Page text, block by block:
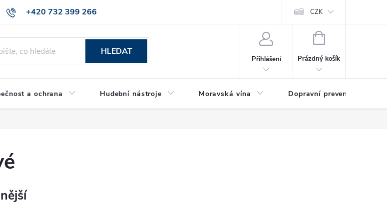
+420 732 399 266
údajů Reklamace zboží CZK
HLEDAT
Přihlášení
NÁKUPNÍ
Prázdný košík
a ochrana Hudební nástroje Moravská vína Dopravní prevence